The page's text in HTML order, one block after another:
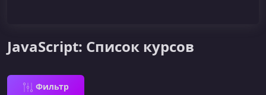
JavaScript: Список курсов
Фильтр